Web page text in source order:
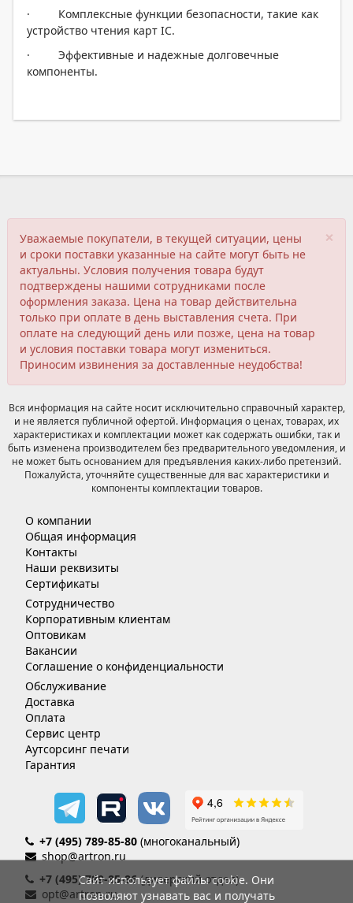
· Комплексные функции безопасности, такие как
устройство чтения карт IC.
· Эффективные и надежные долговечные
компоненты.
×
Уважаемые покупатели, в текущей ситуации, цены
и сроки поставки указанные на сайте могут быть не
актуальны. Условия получения товара будут
подтверждены нашими сотрудниками после
оформления заказа. Цена на товар действительна
только при оплате в день выставления счета. При
оплате на следующий день или позже, цена на товар
и условия поставки товара могут измениться.
Приносим извинения за доставленные неудобства!
Вся информация на сайте носит исключительно справочный характер,
и не является публичной офертой. Информация о ценах, товарах, их
характеристиках и комплектации может как содержать ошибки, так и
быть изменена производителем без предварительного уведомления, и
не может быть основанием для предъявления каких-либо претензий.
Пожалуйста, уточняйте существенные для вас характеристики и
компоненты комплектации товаров.
О компании
Общая информация
Контакты
Наши реквизиты
Сертификаты
Сотрудничество
Корпоративным клиентам
Оптовикам
Вакансии
Соглашение о конфиденциальности
Обслуживание
Доставка
Оплата
Сервис центр
Аутсорсинг печати
Гарантия
+7 (495) 789-85-80 (многоканальный)
shop@artron.ru
+7 (495) 789-85-86(дилерский отдел)
opt@artron.ru
Сайт использует файлы cookie. Они
позволяют узнавать вас и получать